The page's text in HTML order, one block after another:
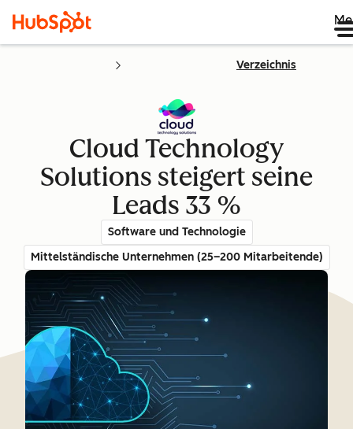
Verzeichnis
Cloud Technology
Solutions steigert seine
Leads 33 %
Software und Technologie
Mittelständische Unternehmen (25–200 Mitarbeitende)